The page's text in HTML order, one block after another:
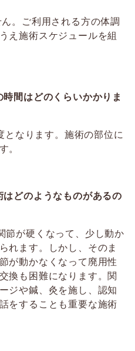
。ご利用される方の体調
え施術スケジュールを組
間はどのくらいかかりま
なります。施術の部位に
。
どのようなものがあるの
が硬くなって、少し動か
れます。しかし、そのま
が動かなくなって廃用性
換も困難になります。関
ジや鍼、灸を施し、認知
をすることも重要な施術